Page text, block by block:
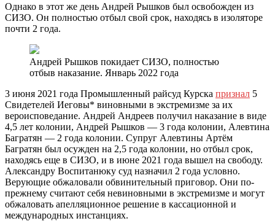
Однако в этот же день Андрей Рышков был освобожден из
СИЗО. Он полностью отбыл свой срок, находясь в изоляторе
почти 2 года.
Андрей Рышков покидает СИЗО, полностью
отбыв наказание. Январь 2022 года
3 июня 2021 года Промышленный райсуд Курска признал 5
Свидетелей Иеговы* виновными в экстремизме за их
вероисповедание. Андрей Андреев получил наказание в виде
4,5 лет колонии, Андрей Рышков — 3 года колонии, Алевтина
Багратян — 2 года колонии. Супруг Алевтины Артём
Багратян был осужден на 2,5 года колонии, но отбыл срок,
находясь еще в СИЗО, и в июне 2021 года вышел на свободу.
Александру Воспитанюку суд назначил 2 года условно.
Верующие обжаловали обвинительный приговор. Они по-
прежнему считают себя невиновными в экстремизме и могут
обжаловать апелляционное решение в кассационной и
международных инстанциях.